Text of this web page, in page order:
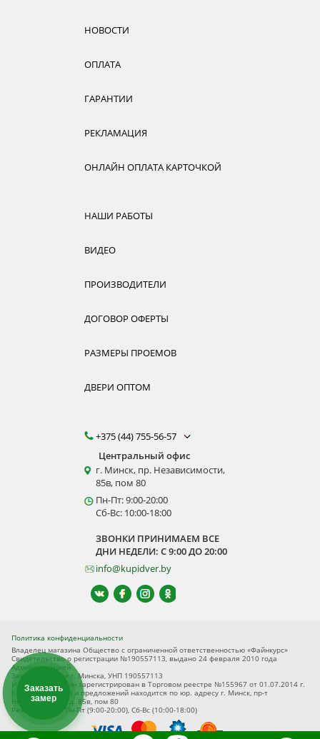
НОВОСТИ
ОПЛАТА
ГАРАНТИИ
РЕКЛАМАЦИЯ
ОНЛАЙН ОПЛАТА КАРТОЧКОЙ
НАШИ РАБОТЫ
ВИДЕО
ПРОИЗВОДИТЕЛИ
ДОГОВОР ОФЕРТЫ
РАЗМЕРЫ ПРОЕМОВ
ДВЕРИ ОПТОМ
+375 (44) 755-56-57
Центральный офис
г. Минск, пр. Независимости,
85в, пом 80
Пн-Пт: 9:00-20:00
Сб-Вс: 10:00-18:00
ЗВОНКИ ПРИНИМАЕМ ВСЕ
ДНИ НЕДЕЛИ: С 9:00 ДО 20:00
info@kupidver.by
Политика конфиденциальности
Владелец магазина Общество с ограниченной ответственностью «Файнкурс»
Свидетельство о регистрации №190557113, выдано 24 февраля 2010 года
Администрацией
Заводского р-на г. Минска, УНП 190557113
Интернет-магазин зарегистрирован в Торговом реестре №155967 от 01.07.2014 г.
Книга замечаний и предложений находится по юр. адресу г. Минск, пр-т
Независимости, д. 85в, пом 80
Режим работы Пн-Пт (9:00-20:00), Сб-Вс (10:00-18:00)
Заказать
замер